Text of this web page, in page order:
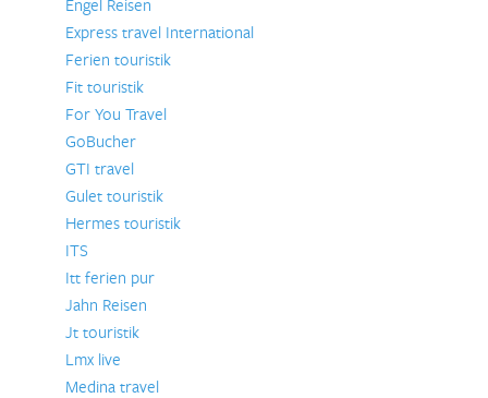
Express travel International
Ferien touristik
Fit touristik
For You Travel
GoBucher
GTI travel
Gulet touristik
Hermes touristik
ITS
Itt ferien pur
Jahn Reisen
Jt touristik
Lmx live
Medina travel